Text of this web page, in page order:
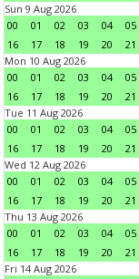
Sun 9 Aug 2026
00
01 02 03 04 05
16
17 18 19 20 21
Mon 10 Aug 2026
00
01 02 03 04 05
16
17 18 19 20 21
Tue 11 Aug 2026
00
01 02 03 04 05
16
17 18 19 20 21
Wed 12 Aug 2026
00
01 02 03 04 05
16
17 18 19 20 21
Thu 13 Aug 2026
00
01 02 03 04 05
16
17 18 19 20 21
Fri 14 Aug 2026